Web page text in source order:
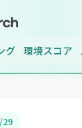
グ 環境スコア
29